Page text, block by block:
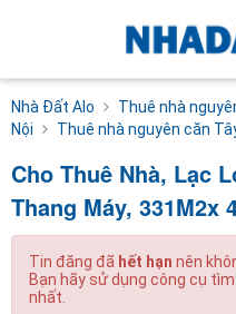
Nhà Đất Alo Thuê nhà
Nội
Thuê nhà nguyên căn
Cho Thuê Nhà, Lạc
Thang Máy, 331M2x
Tin đăng đã hết hạn nên
Bạn hãy sử dụng công cụ
nhất.